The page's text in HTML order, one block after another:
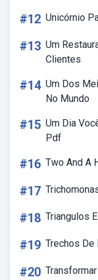
#12 Unicórnio
#13 Um
Clientes
#14 Um Dos
No Mundo
#15 Um Dia
Pdf
#16 Two And A
#17
#18 Triangulos
#19 Trechos De
#20